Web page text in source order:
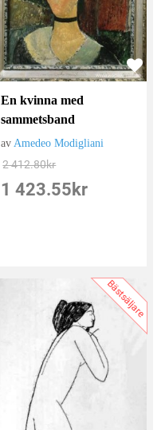
En kvinna med
sammetsband
av Amedeo Modigliani
2 412.80kr
1 423.55 kr
Bästsäljare